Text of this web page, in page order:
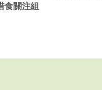
食關注組